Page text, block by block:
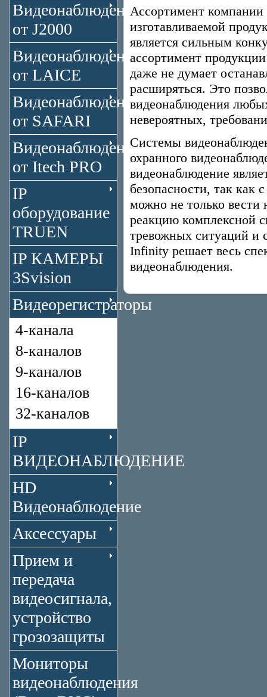
Видеонаблюдение
от J2000
Видеонаблюдение
от LAICE
Видеонаблюдение
от SAFARI
Видеонаблюдение
от Itech PRO
IP
оборудование
TRUEN
IP КАМЕРЫ
3Svision
Видеорегистраторы
4-канала
8-каналов
9-каналов
16-каналов
32-каналов
IP
ВИДЕОНАБЛЮДЕНИЕ
HD
Видеонаблюдение
Аксессуары
Прием и
передача
видеосигнала,
устройство
грозозащиты
Мониторы
видеонаблюдения
Ассортимент компании
изготавливаемой
является сильным
ассортимент
даже не думает
расширяться. Это
видеонаблюдения
невероятных,
Системы
охранного
видеонаблюдение
безопасности, так
можно не только вести
реакцию комплексной
тревожных ситуаций и
Infinity решает весь
видеонаблюдения.